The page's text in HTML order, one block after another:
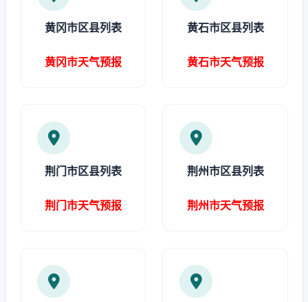
黄冈市区县列表
黄冈市天气预报
黄石市区县列表
黄石市天气预报
荆门市区县列表
荆门市天气预报
荆州市区县列表
荆州市天气预报